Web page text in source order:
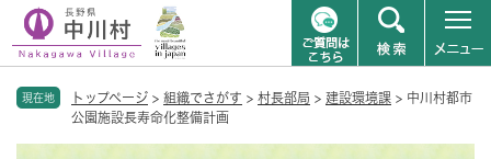
現在地 トップページ > 組織でさがす > 村長部局 > 建設環境課 > 中川村都市
公園施設長寿命化整備計画